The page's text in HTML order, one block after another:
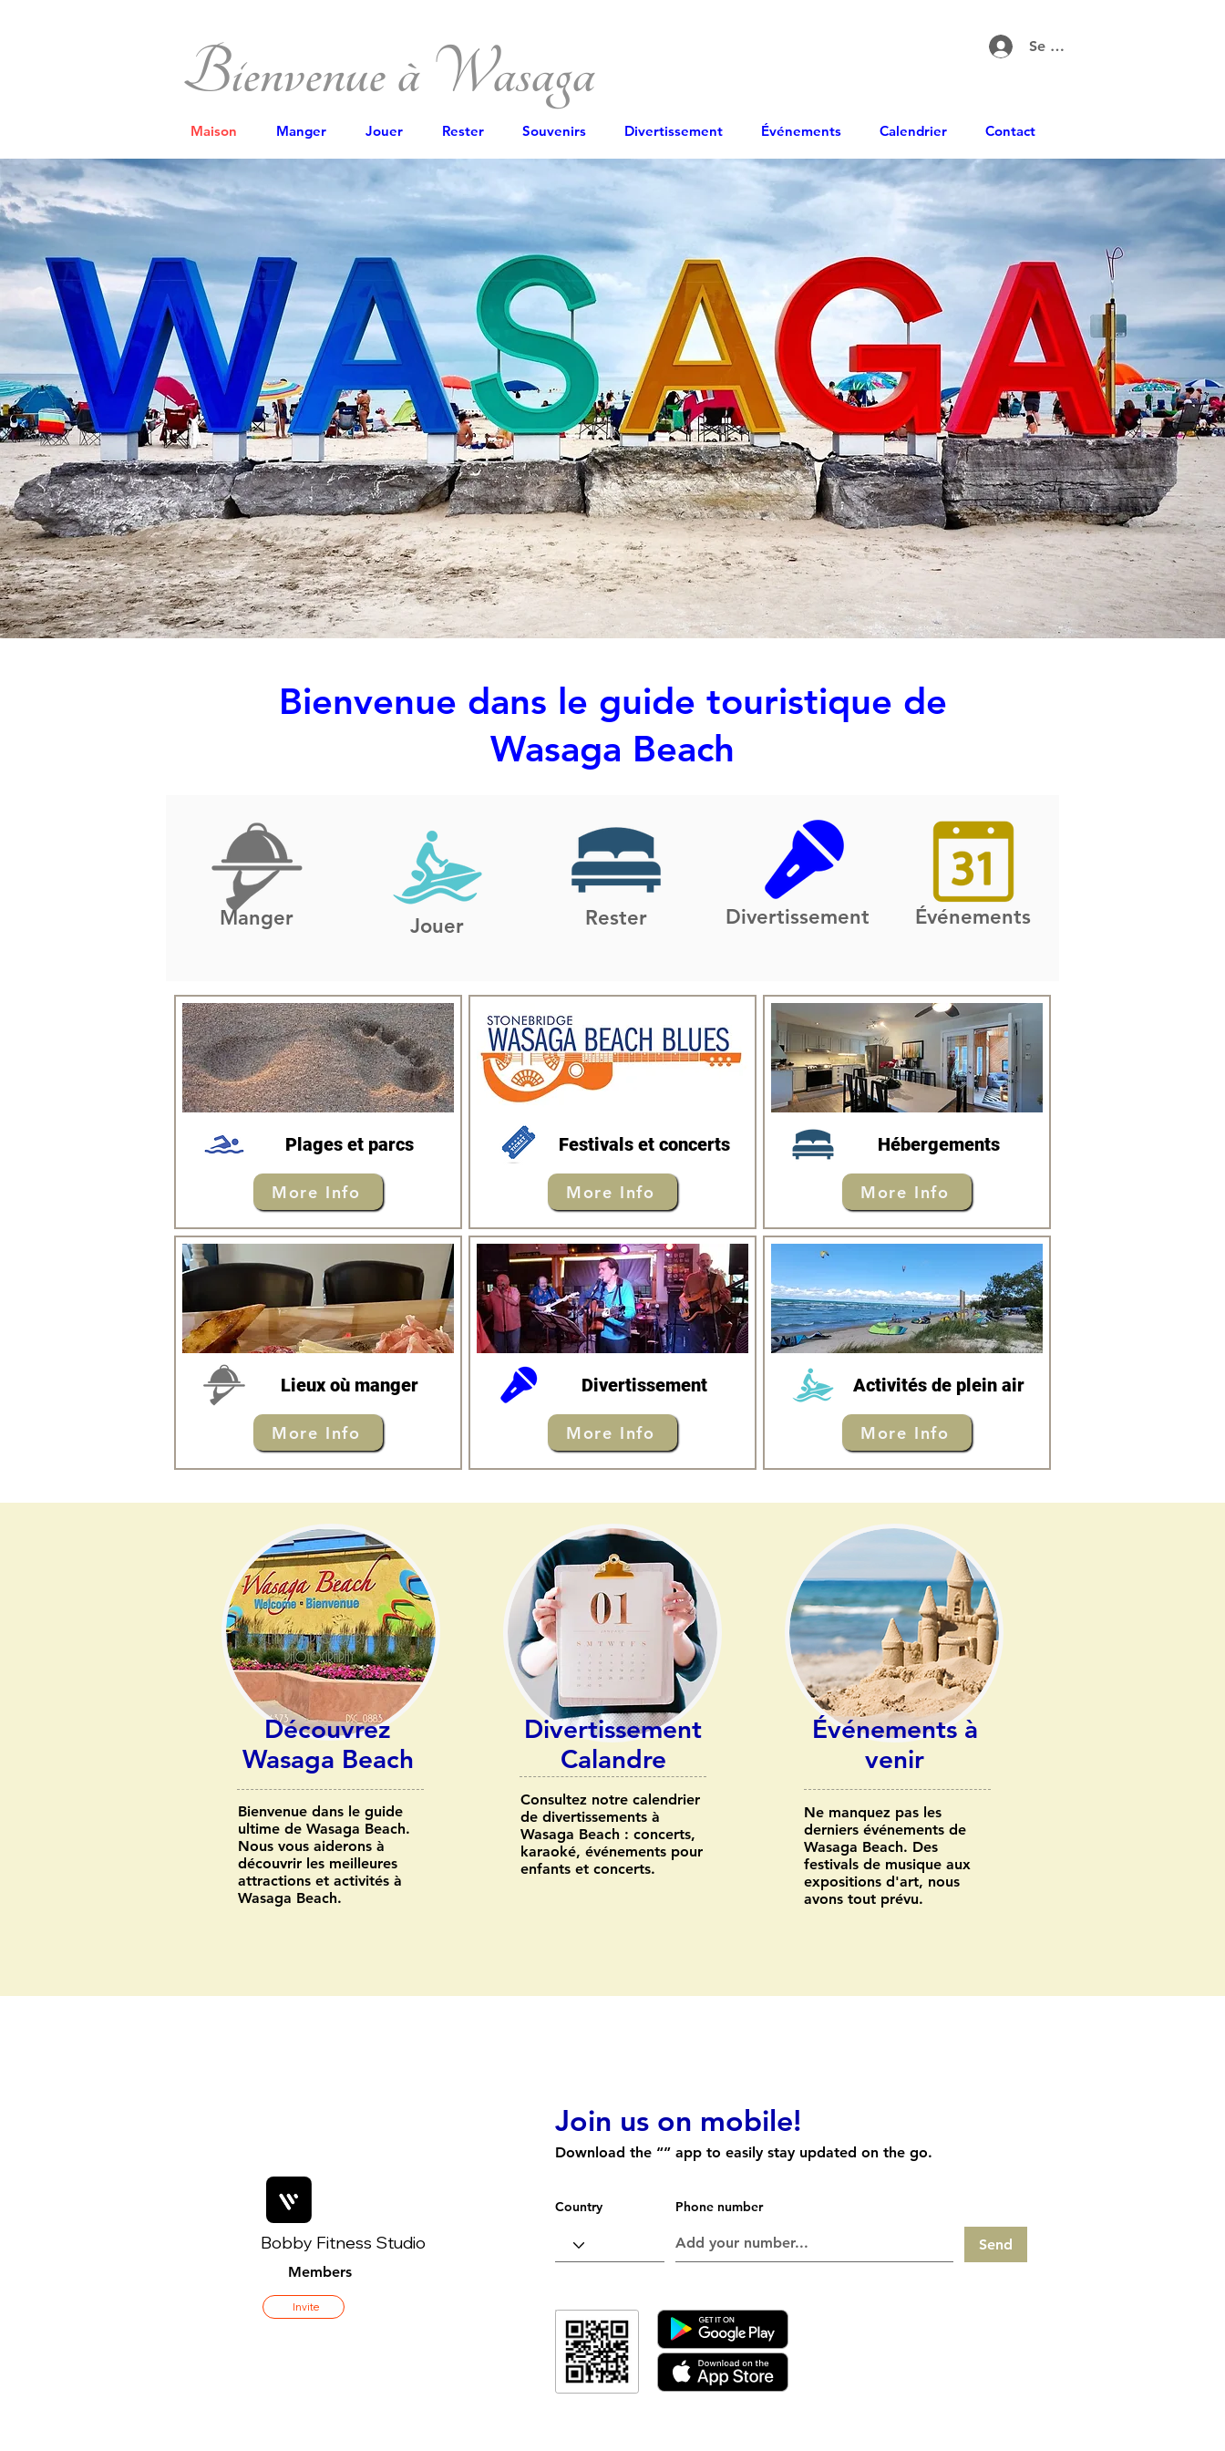
Bienvenue à Wasaga Se connecter
Maison Manger Jouer Rester Souvenirs Divertissement Événements Calendrier Contact
Bienvenue dans le guide touristique de
Wasaga Beach
Manger Jouer Rester Divertissement Événements
Plages et parcs
More Info
Lieux où manger
More Info
Festivals et concerts
More Info
Divertissement
More Info
Hébergements
More Info
Activités de plein air
More Info
Découvrez
Wasaga Beach
Bienvenue dans le guide
ultime de Wasaga Beach.
Nous vous aiderons à
découvrir les meilleures
attractions et activités à
Wasaga Beach.
Divertissement
Calandre
Consultez notre calendrier
de divertissements à
Wasaga Beach : concerts,
karaoké, événements pour
enfants et concerts.
Événements à
venir
Ne manquez pas les
derniers événements de
Wasaga Beach. Des
festivals de musique aux
expositions d'art, nous
avons tout prévu.
Members
Invite
Bobby Fitness Studio
Join us on mobile!
Download the “” app to easily stay updated on the go.
Send
Country Phone number